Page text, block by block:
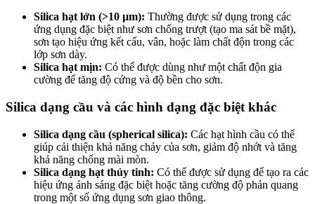
Silica hạt lớn (>10 µm): Thường được sử dụng trong các
ứng dụng đặc biệt như sơn chống trượt (tạo ma sát bề mặt),
sơn tạo hiệu ứng kết cấu, vân, hoặc làm chất độn trong các
lớp sơn dày.
Silica hạt mịn: Có thể được dùng như một chất độn gia
cường để tăng độ cứng và độ bền cho sơn.
Silica dạng cầu và các hình dạng đặc biệt khác
Silica dạng cầu (spherical silica): Các hạt hình cầu có thể
giúp cải thiện khả năng chảy của sơn, giảm độ nhớt và tăng
khả năng chống mài mòn.
Silica dạng hạt thủy tinh: Có thể được sử dụng để tạo ra các
hiệu ứng ánh sáng đặc biệt hoặc tăng cường độ phản quang
trong một số ứng dụng sơn giao thông.